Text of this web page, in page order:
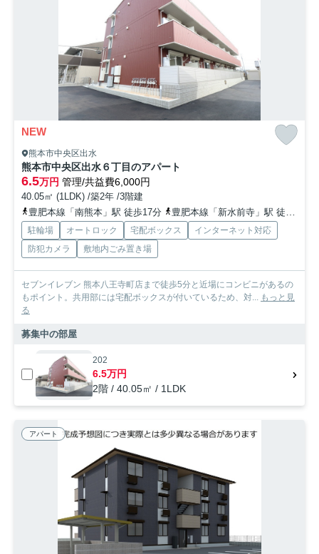
NEW
熊本市中央区出水
熊本市中央区出水６丁目のアパート
6.5万円 管理/共益費6,000円
40.05㎡ (1LDK) /築2年 /3階建
豊肥本線「南熊本」駅 徒歩17分
豊肥本線「新水前寺」駅 徒歩20分
駐輪場 オートロック 宅配ボックス
インターネット対応
防犯カメラ
敷地内ごみ置き場
セブンイレブン 熊本八王寺町店まで徒歩5分と近場にコンビニがあるの
もポイント。共用部には宅配ボックスが付いているため、対... もっと見
る
募集中の部屋
202
6.5万円
2階 / 40.05㎡ / 1LDK
アパート